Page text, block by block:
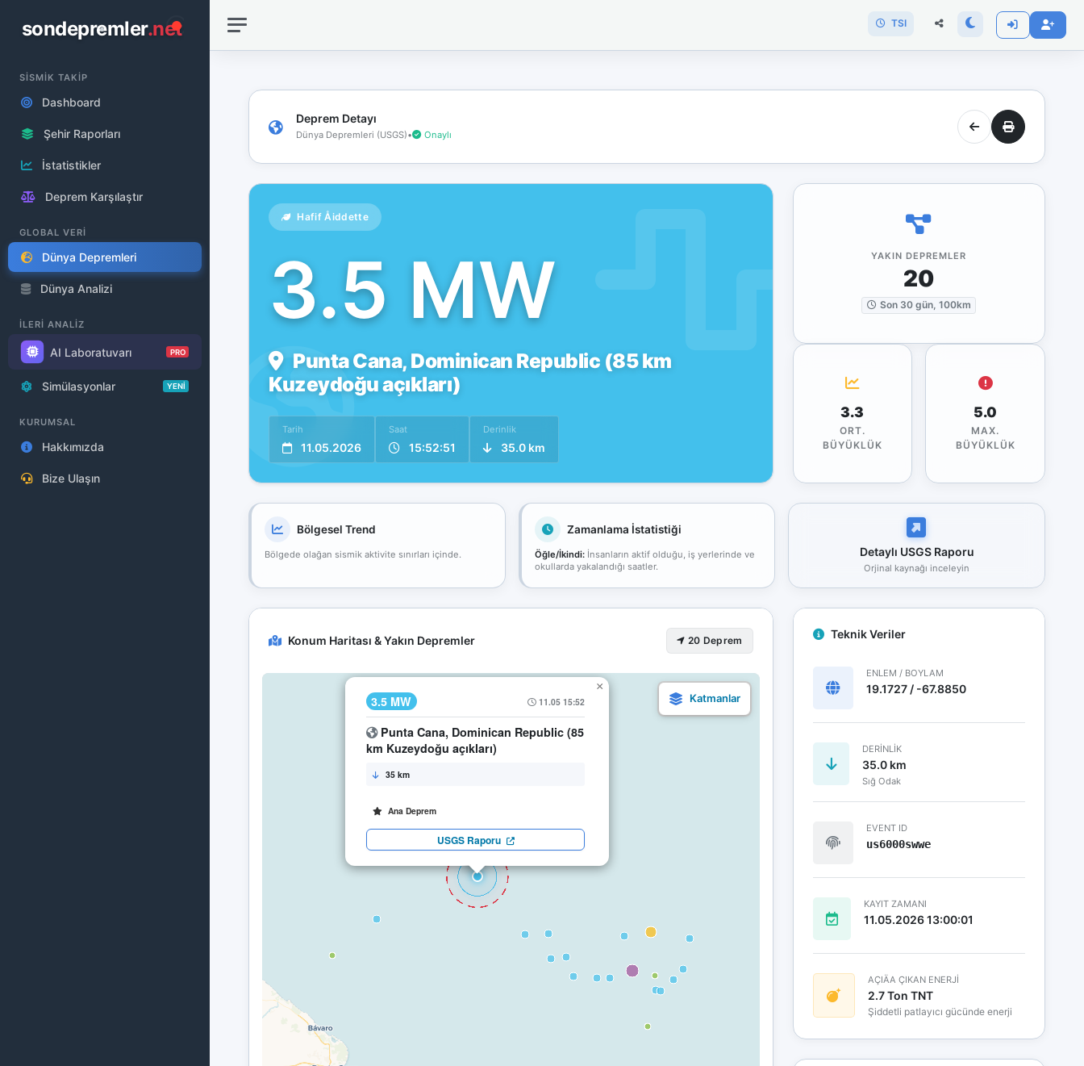
sondepremler.net
SİSMİK TAKİP
Dashboard
Şehir Raporları
İstatistikler
Deprem Karşılaştır
GLOBAL VERİ
Dünya Depremleri
Dünya Analizi
İLERİ ANALİZ
AI Laboratuvarı PRO
Simülasyonlar YENİ
KURUMSAL
Hakkımızda
Bize Ulaşın
TSI
Deprem Detayı
Dünya Depremleri (USGS)• Onaylı
Hafif Åiddette
3.5 MW
Punta Cana, Dominican Republic (85 km
Kuzeydoğu açıkları)
Tarih
11.05.2026
Saat
15:52:51
Derinlik
35.0 km
YAKIN DEPREMLER
20
Son 30 gün, 100km
3.3
ORT.
BÜYÜKLÜK
5.0
MAX.
BÜYÜKLÜK
Bölgesel Trend
Bölgede olağan sismik aktivite sınırları içinde.
Zamanlama İstatistiği
Öğle/İkindi:İnsanların aktif olduğu, iş yerlerinde ve
okullarda yakalandığı saatler.
Detaylı USGS Raporu
Orjinal kaynağı inceleyin
Konum Haritası & Yakın Depremler 20 Deprem
3.5 MW 11.05 15:52
Punta Cana, Dominican Republic (85
km Kuzeydoğu açıkları)
35 km
Ana Deprem
USGS Raporu
×
Teknik Veriler
ENLEM / BOYLAM
19.1727 / -67.8850
DERINLIK
35.0 km
Sığ Odak
EVENT ID
us6000swwe
KAYIT ZAMANI
11.05.2026 13:00:01
AÇIÄA ÇIKAN ENERJİ
2.7 Ton TNT
Şiddetli patlayıcı gücünde enerji
bağlantınız